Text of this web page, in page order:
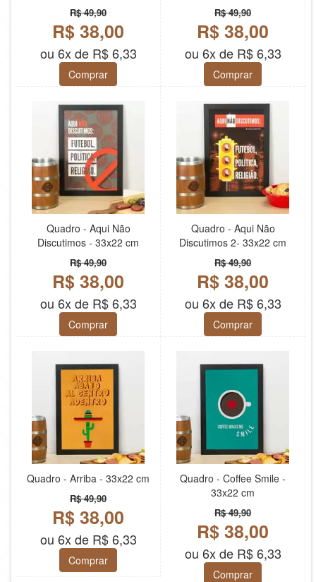
R$ 49,90
R$ 38,00
ou 6x de R$ 6,33
Comprar
R$ 49,90
R$ 38,00
ou 6x de R$ 6,33
Comprar
Quadro - Aqui Não
Discutimos - 33x22 cm
R$ 49,90
R$ 38,00
ou 6x de R$ 6,33
Comprar
Quadro - Aqui Não
Discutimos 2- 33x22 cm
R$ 49,90
R$ 38,00
ou 6x de R$ 6,33
Comprar
Quadro - Arriba - 33x22 cm
R$ 49,90
R$ 38,00
ou 6x de R$ 6,33
Comprar
Quadro - Coffee Smile -
33x22 cm
R$ 49,90
R$ 38,00
ou 6x de R$ 6,33
Comprar